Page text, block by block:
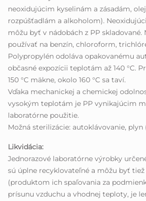
neoxidujúcim kyselinám a zásadám,
rozpúšťadlám a alkoholom).
môžu byť v nádobách z PP skladované.
používať na benzín, chloroform,
Polypropylén odoláva opakovanému
občasné expozícii teplotám až 140 °C.
150 °C mäkne, okolo 160 °C sa taví.
Vďaka mechanickej a chemickej
vysokým teplotám je PP vynikajúcim
laboratórne použitie.
Možná sterilizácie: autoklávovanie, plyn
Likvidácia:
Jednorazové laboratórne výrobky
sú úplne recyklovateľné a môžu byť tiež
(produktom ich spaľovania za
prísunu vzduchu a vhodnej teploty, je